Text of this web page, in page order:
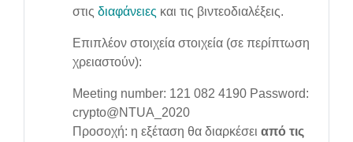
στις διαφάνειες και τις βιντεοδιαλέξεις.
Επιπλέον στοιχεία στοιχεία (σε περίπτωση
χρειαστούν):
Meeting number: 121 082 4190 Password:
crypto@NTUA_2020
Προσοχή: η εξέταση θα διαρκέσει από τις